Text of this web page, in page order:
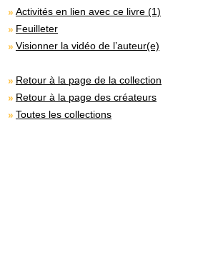
Activités en lien avec ce livre (1)
Feuilleter
Visionner la vidéo de l’auteur(e)
Retour à la page de la collection
Retour à la page des créateurs
Toutes les collections